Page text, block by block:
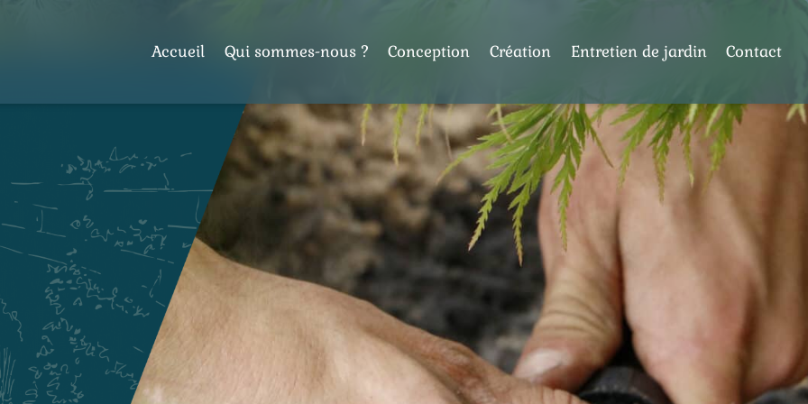
Accueil Qui sommes-nous ? Conception Création Entretien de jardin Contact